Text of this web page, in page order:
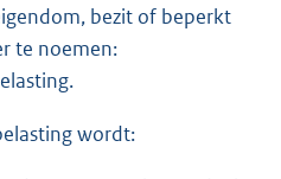
bezit of beperkt
te noemen:
wordt: